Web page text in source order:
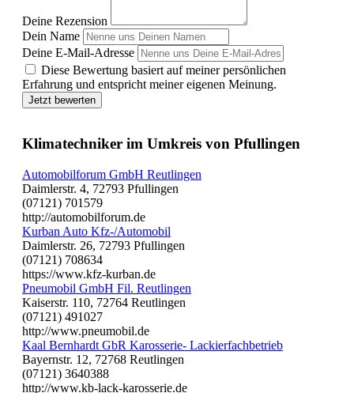
Deine Rezension
Dein Name
Deine E-Mail-Adresse
Diese Bewertung basiert auf meiner persönlichen
Erfahrung und entspricht meiner eigenen Meinung.
Jetzt bewerten
Klimatechniker im Umkreis von Pfullingen
Automobilforum GmbH Reutlingen
Daimlerstr. 4, 72793 Pfullingen
(07121) 701579
http://automobilforum.de
Kurban Auto Kfz-/Automobil
Daimlerstr. 26, 72793 Pfullingen
(07121) 708634
https://www.kfz-kurban.de
Pneumobil GmbH Fil. Reutlingen
Kaiserstr. 110, 72764 Reutlingen
(07121) 491027
http://www.pneumobil.de
Kaal Bernhardt GbR Karosserie- Lackierfachbetrieb
Bayernstr. 12, 72768 Reutlingen
(07121) 3640388
http://www.kb-lack-karosserie.de